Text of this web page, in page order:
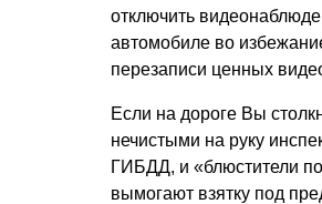
отключить
автомобиле во
перезаписи ценных
Если на дороге Вы
нечистыми на руку
ГИБДД, и «блюстители
вымогают взятку под